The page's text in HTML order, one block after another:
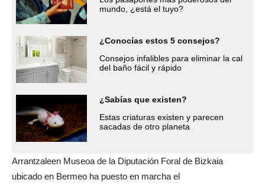
mundo, ¿está el tuyo?
¿Conocías estos 5 consejos?
Consejos infalibles para eliminar la cal
del baño fácil y rápido
¿Sabías que existen?
Estas criaturas existen y parecen
sacadas de otro planeta
Arrantzaleen Museoa de la Diputación Foral de Bizkaia
ubicado en Bermeo ha puesto en marcha el